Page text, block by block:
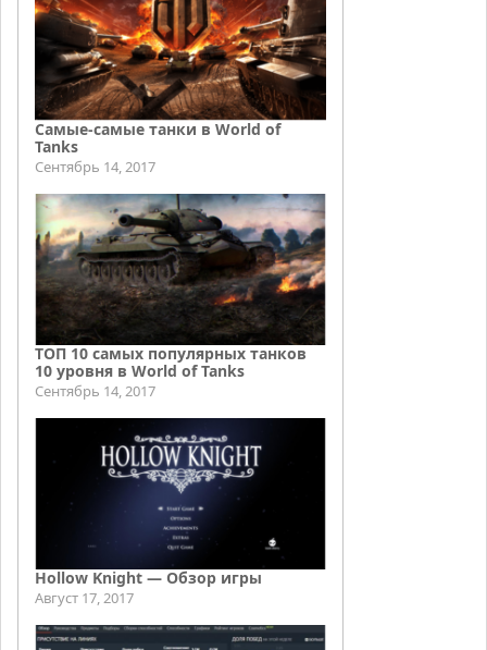
Самые-самые танки в World of
Tanks
Сентябрь 14, 2017
ТОП 10 самых популярных танков
10 уровня в World of Tanks
Сентябрь 14, 2017
Hollow Knight — Обзор игры
Август 17, 2017